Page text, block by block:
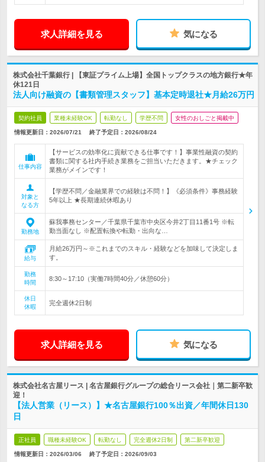
求人詳細を見る 気になる
株式会社千葉銀行 | 【東証プライム上場】全国トップクラスの地方銀行★年
休121日
法人向け融資の【書類管理スタッフ】基本定時退社★月給26万円
契約社員 業種未経験OK 転勤なし 学歴不問 女性のおしごと掲載中
情報更新日：2026/07/21 終了予定日： 2026/08/24
仕事内容
【サービスの効率化に貢献できる仕事です！】事業性融資の契約
書類に関する社内手続き業務をご担当いただきます。★チェック
業務がメインです！
対象と
なる方
【学歴不問／金融業界での経験は不問！】《必須条件》事務経験
5年以上 ★長期連続休暇あり
勤務地
蘇我事務センター／千葉県千葉市中央区今井2丁目11番1号 ※転
勤当面なし ※配置転換や転勤・出向な…
給与
月給26万円～※これまでのスキル・経験などを加味して決定しま
す。
勤務
時間
8:30～17:10（実働7時間40分／休憩60分）
休日
休暇
完全週休2日制
求人詳細を見る 気になる
株式会社名古屋リース | 名古屋銀行グループの総合リース会社｜第二新卒歓
迎！
【法人営業（リース）】★名古屋銀行100％出資／年間休日130
日
正社員 職種未経験OK 転勤なし 完全週休2日制 第二新卒歓迎
情報更新日：2026/03/06 終了予定日： 2026/09/03